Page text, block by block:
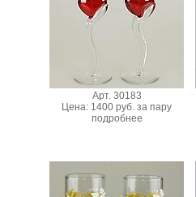
Арт. 30183
Цена: 1400 руб. за пару
подробнее